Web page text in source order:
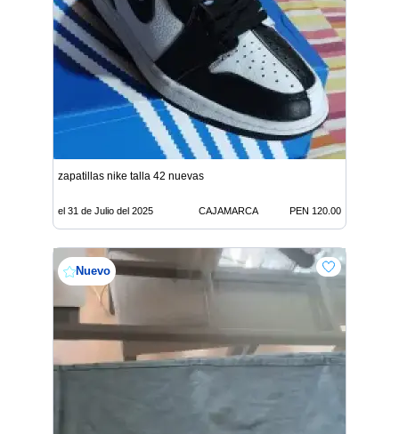
zapatillas nike talla 42 nuevas
el 31 de Julio del 2025 CAJAMARCA PEN 120.00
Nuevo